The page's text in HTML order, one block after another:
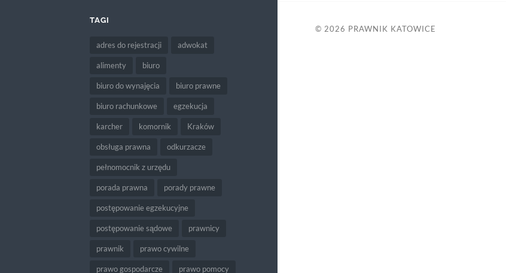
TAGI
adres do rejestracji adwokat
alimenty biuro
biuro do wynajęcia biuro prawne
biuro rachunkowe egzekucja
karcher komornik Kraków
obsługa prawna odkurzacze
pełnomocnik z urzędu
porada prawna porady prawne
postępowanie egzekucyjne
postępowanie sądowe prawnicy
prawnik prawo cywilne
prawo gospodarcze prawo pomocy
© 2026 PRAWNIK KATOWICE